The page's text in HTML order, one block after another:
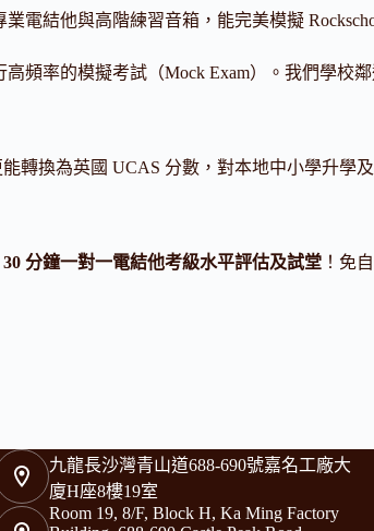
業電結他與高階練習音箱，能完美模擬
高頻率的模擬考試（Mock Exam）。我們學校
轉換為英國 UCAS 分數，對本地中小學升學
30 分鐘一對一電結他考級水平評估及試堂 ！免
九龍長沙灣青山道688-690號嘉名工廠大
廈H座8樓19室
Room 19, 8/F, Block H, Ka Ming Factory